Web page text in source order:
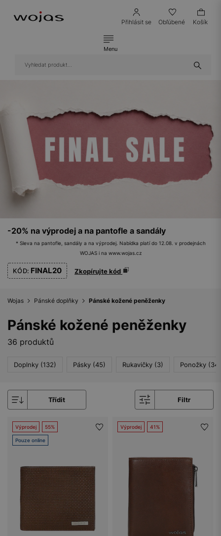
Přihlásit se Obľúbené Košík
Menu
-20% na výprodej a na pantofle a sandály
* Sleva na pantofle, sandály a na výprodej. Nabídka platí do 12.08. v prodejnách
WOJAS i na www.wojas.cz
KÓD: FINAL20 Zkopírujte kód
Wojas Pánské doplňky Pánské kožené peněženky
Pánské kožené peněženky
36 produktů
Doplnky (132) Pásky (45) Rukavičky (3) Ponožky (34)
Třídit Filtr
Výprodej 55%
Pouze online
Výprodej 41%